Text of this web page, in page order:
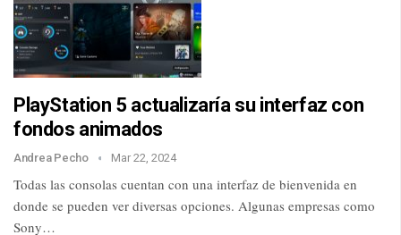
PlayStation 5 actualizaría su interfaz con
fondos animados
Andrea Pecho Mar 22, 2024
Todas las consolas cuentan con una interfaz de bienvenida en
donde se pueden ver diversas opciones. Algunas empresas como
Sony…